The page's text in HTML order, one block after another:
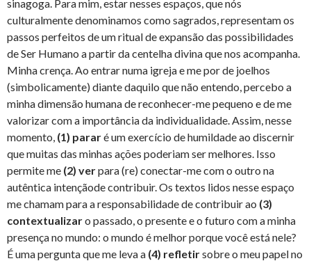
sinagoga. Para mim, estar nesses espaços, que nós
culturalmente denominamos como sagrados, representam os
passos perfeitos de um ritual de expansão das possibilidades
de Ser Humano a partir da centelha divina que nos acompanha.
Minha crença. Ao entrar numa igreja e me por de joelhos
(simbolicamente) diante daquilo que não entendo, percebo a
minha dimensão humana de reconhecer-me pequeno e de me
valorizar com a importância da individualidade. Assim, nesse
momento, (1) pararé um exercício de humildade ao discernir
que muitas das minhas ações poderiam ser melhores. Isso
permite me (2) verpara (re) conectar-me com o outro na
autêntica intençãode contribuir. Os textos lidos nesse espaço
me chamam para a responsabilidade de contribuir ao (3)
contextualizaro passado, o presente e o futuro com a minha
presença no mundo: o mundo é melhor porque você está nele?
É uma pergunta que me leva a (4) refletirsobre o meu papel no